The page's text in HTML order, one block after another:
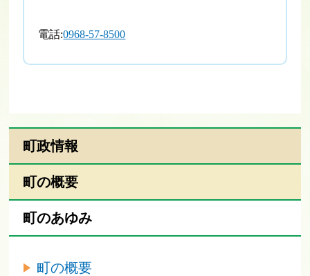
電話:0968-57-8500
町政情報
町の概要
町のあゆみ
町の概要